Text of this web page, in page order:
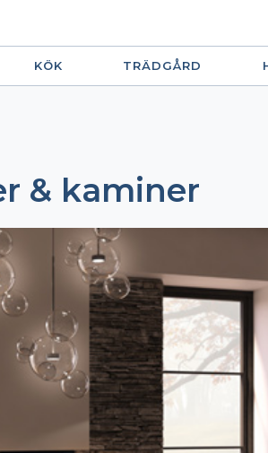
KÖK TRÄDGÅRD
& kaminer